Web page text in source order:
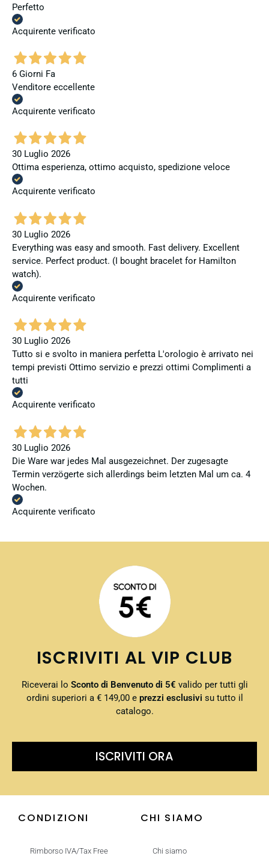
Perfetto
Acquirente verificato
6 Giorni Fa
Venditore eccellente
Acquirente verificato
30 Luglio 2026
Ottima esperienza, ottimo acquisto, spedizione veloce
Acquirente verificato
30 Luglio 2026
Everything was easy and smooth. Fast delivery. Excellent
service. Perfect product. (I bought bracelet for Hamilton
watch).
Acquirente verificato
30 Luglio 2026
Tutto si e svolto in maniera perfetta L'orologio è arrivato nei
tempi previsti Ottimo servizio e prezzi ottimi Complimenti a
tutti
Acquirente verificato
30 Luglio 2026
Die Ware war jedes Mal ausgezeichnet. Der zugesagte
Termin verzögerte sich allerdings beim letzten Mal um ca. 4
Wochen.
Acquirente verificato
ISCRIVITI AL VIP CLUB
Riceverai lo Sconto di Benvenuto di 5€ valido per tutti gli
ordini superiori a € 149,00 e prezzi esclusivi su tutto il
catalogo.
ISCRIVITI ORA
CONDIZIONI
Rimborso IVA/Tax Free
CHI SIAMO
Chi siamo